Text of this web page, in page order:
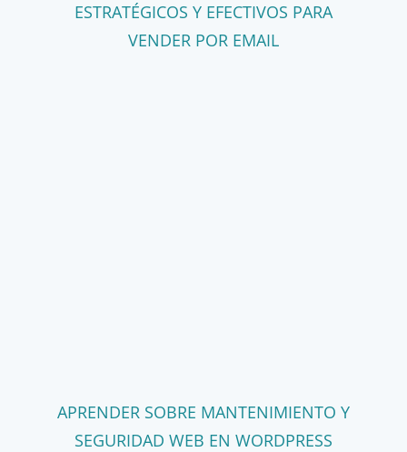
ESTRATÉGICOS Y EFECTIVOS PARA
VENDER POR EMAIL
APRENDER SOBRE MANTENIMIENTO Y
SEGURIDAD WEB EN WORDPRESS